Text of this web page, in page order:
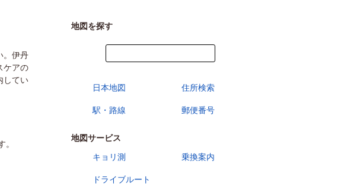
。伊丹
ケアの
してい
地図を探す
日本地図 住所検索
駅・路線 郵便番号
地図サービス
キョリ測
乗換案内
ドライブルート